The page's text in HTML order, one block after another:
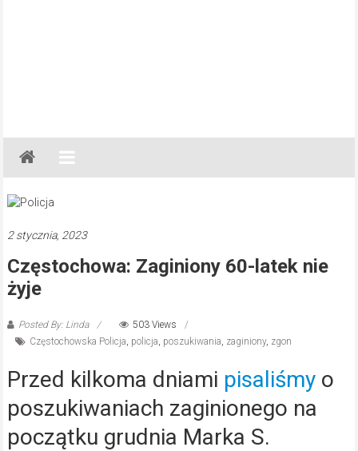
Gazeta
Regionalna
Częstochowa,
Lubliniec,
2 stycznia, 2023
Częstochowa: Zaginiony 60-latek nie
żyje
Posted By: Linda
503 Views
Częstochowska Policja, policja, poszukiwania, zaginiony, zgon
Przed kilkoma dniami pisaliśmy o
poszukiwaniach zaginionego na
początku grudnia Marka S.